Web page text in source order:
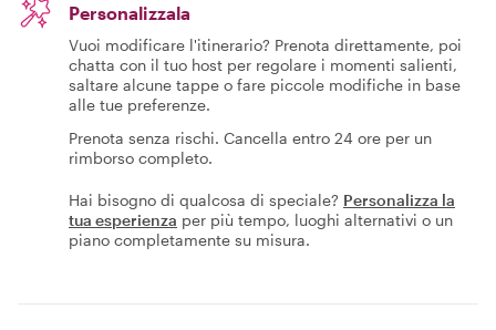
Personalizzala
Vuoi modificare l'itinerario? Prenota direttamente, poi
chatta con il tuo host per regolare i momenti salienti,
saltare alcune tappe o fare piccole modifiche in base
alle tue preferenze.
Prenota senza rischi. Cancella entro 24 ore per un
rimborso completo.
Hai bisogno di qualcosa di speciale? Personalizza la
tua esperienza per più tempo, luoghi alternativi o un
piano completamente su misura.